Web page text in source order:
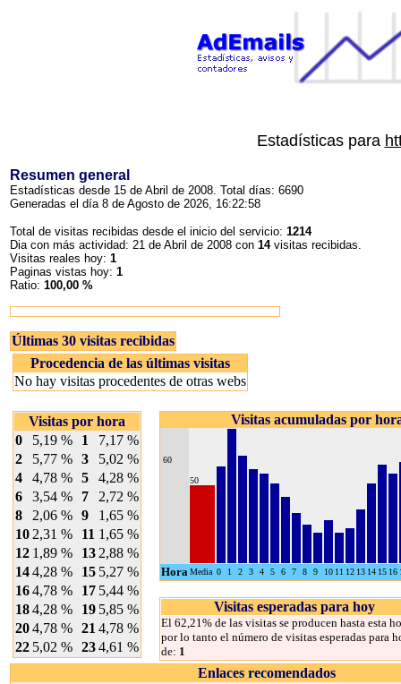
Estadísticas para
Resumen general
Estadísticas desde 15 de Abril de 2008. Total días: 6690
Generadas el día 8 de Agosto de 2026, 16:22:58
Total de visitas recibidas desde el inicio del servicio: 1214
Dia con más actividad: 21 de Abril de 2008 con 14visitas recibidas.
Visitas reales hoy: 1
Paginas vistas hoy: 1
Ratio: 100,00 %
Últimas 30 visitas recibidas
Procedencia de las últimas visitas
No hay visitas procedentes de otras webs
Visitas por hora
0
5,19 % 1
7,17 %
2
5,77 % 3
5,02 %
4
4,78 % 5
4,28 %
6
3,54 % 7
2,72 %
8
2,06 % 9
1,65 %
10 2,31 % 11 1,65 %
12 1,89 % 13 2,88 %
144,28 % 15 5,27 %
164,78 % 17 5,44 %
184,28 % 19 5,85 %
204,78 % 21 4,78 %
22 5,02 % 234,61 %
Visitas acumuladas por
60
50
HoraMedia 0 1 2 3 4 5 6 7 8 9 10 11 12 13 14 15 16
Visitas esperadas para hoy
El 62,21% de las visitas se producen hasta esta
por lo tanto el número de visitas esperadas para
de: 1
Enlaces recomendados